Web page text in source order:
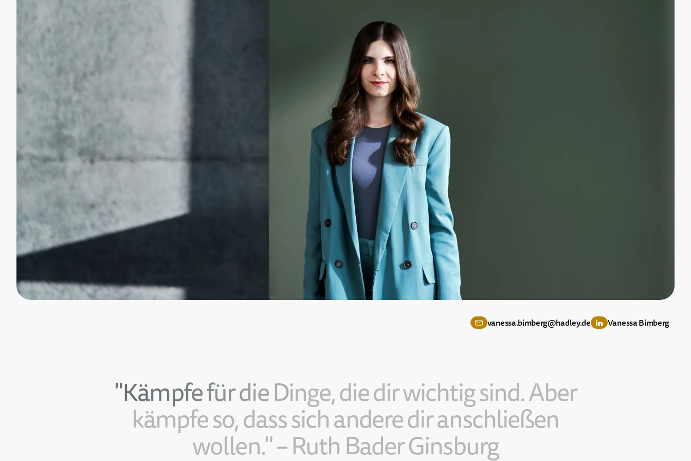
vanessa.bimberg@hadley.de Vanessa Bimberg
"KämpfefürdieDinge,diedirwichtigsind.Aber
kämpfeso,dasssichanderediranschließen
wollen."–RuthBaderGinsburg